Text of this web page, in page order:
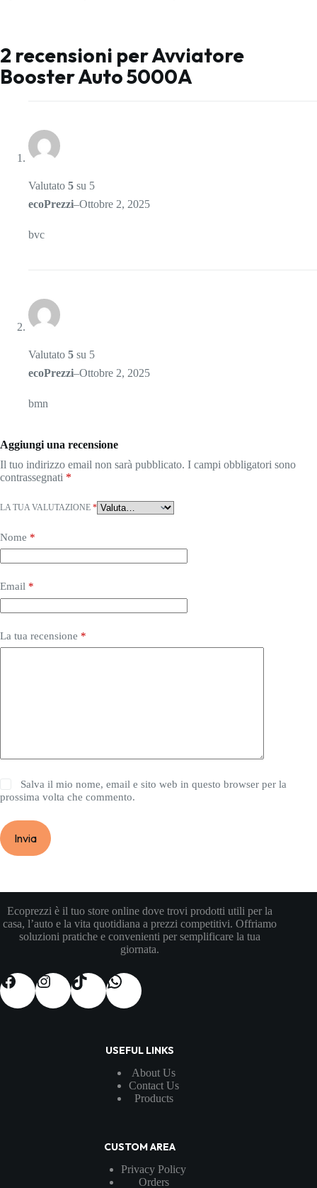
2 recensioni perAvviatore
Booster Auto 5000A
Valutato 5 su 5
ecoPrezzi–Ottobre 2, 2025
bvc
Valutato 5 su 5
ecoPrezzi–Ottobre 2, 2025
bmn
Aggiungi una recensione
Il tuo indirizzo email non sarà pubblicato. I campi obbligatori sono
contrassegnati *
LA TUA VALUTAZIONE *
Nome *
Email *
La tua recensione *
Salva il mio nome, email e sito web in questo browser per la
prossima volta che commento.
Invia
Ecoprezzi è il tuo store online dove trovi prodotti utili per la
casa, l’auto e la vita quotidiana a prezzi competitivi. Offriamo
soluzioni pratiche e convenienti per semplificare la tua
giornata.
USEFUL LINKS
About Us
Contact Us
Products
CUSTOM AREA
Privacy Policy
Orders